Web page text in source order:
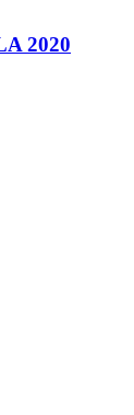
2020